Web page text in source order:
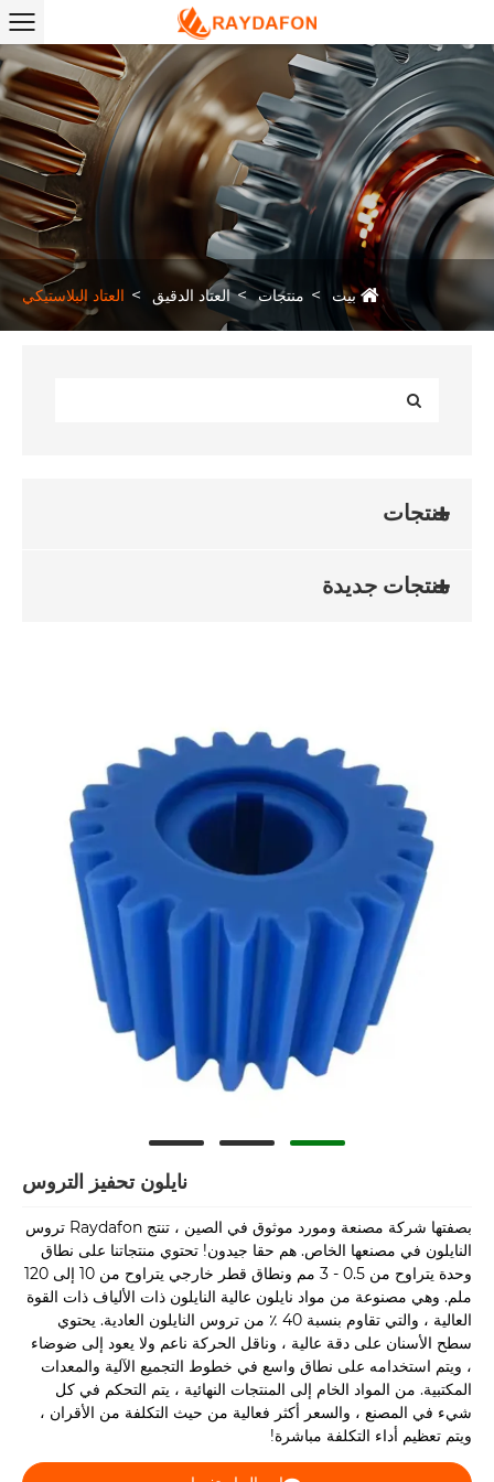
بيت منتجات العتاد الدقيق العتاد البلاستيكي
منتجات
منتجات جديدة
نايلون تحفيز التروس
بصفتها شركة مصنعة ومورد موثوق في الصين ، تنتج Raydafon تروس
النايلون في مصنعها الخاص. هم حقا جيدون! تحتوي منتجاتنا على نطاق
وحدة يتراوح من 0.5 - 3 مم ونطاق قطر خارجي يتراوح من 10 إلى 120
ملم. وهي مصنوعة من مواد نايلون عالية النايلون ذات الألياف ذات القوة
العالية ، والتي تقاوم بنسبة 40 ٪ من تروس النايلون العادية. يحتوي
سطح الأسنان على دقة عالية ، وناقل الحركة ناعم ولا يعود إلى ضوضاء
، ويتم استخدامه على نطاق واسع في خطوط التجميع الآلية والمعدات
المكتبية. من المواد الخام إلى المنتجات النهائية ، يتم التحكم في كل
شيء في المصنع ، والسعر أكثر فعالية من حيث التكلفة من الأقران ،
ويتم تعظيم أداء التكلفة مباشرة!